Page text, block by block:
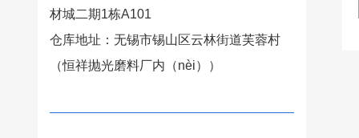
材城二期1栋A101
仓库地址：无锡市锡山区云林街道芙蓉村
（恒祥抛光磨料厂内（nèi））